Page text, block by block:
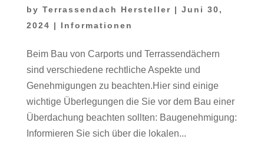
by Terrassendach Hersteller | Juni 30,
2024 | Informationen
Beim Bau von Carports und Terrassendächern
sind verschiedene rechtliche Aspekte und
Genehmigungen zu beachten.Hier sind einige
wichtige Überlegungen die Sie vor dem Bau einer
Überdachung beachten sollten: Baugenehmigung:
Informieren Sie sich über die lokalen...